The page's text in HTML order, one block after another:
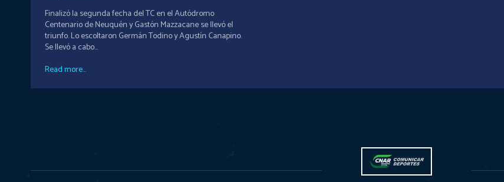
Finalizó la segunda fecha del TC en el Autódromo
Centenario de Neuquén y Gastón Mazzacane se llevó el
triunfo. Lo escoltaron Germán Todino y Agustín Canapino.
Se llevó a cabo...
Read more...